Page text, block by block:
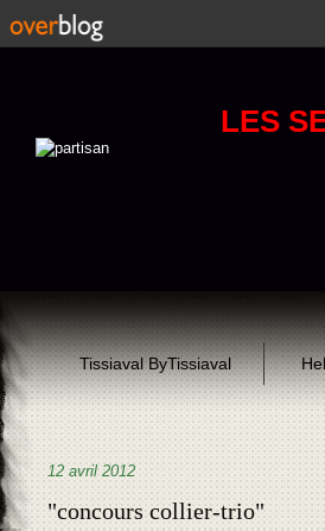
LES
Tissiaval ByTissiaval
12 avril 2012
"concours collier-trio"